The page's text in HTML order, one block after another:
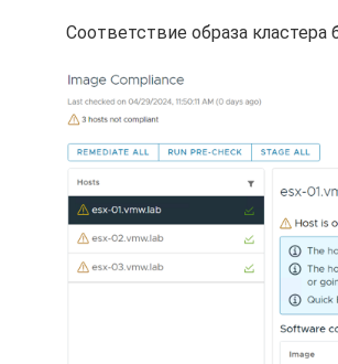
Соответствие образа